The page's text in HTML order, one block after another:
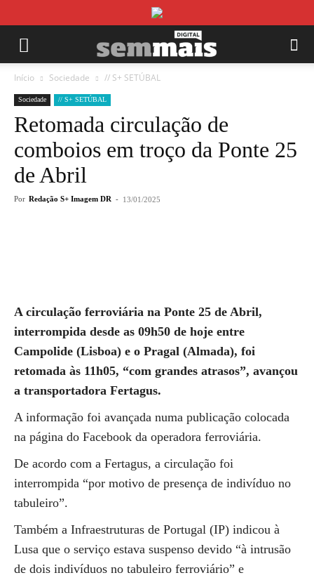
Início Sociedade // S+ SETÚBAL
Sociedade // S+ SETÚBAL
Retomada circulação de
comboios em troço da Ponte 25
de Abril
Por Redação S+ Imagem DR - 13/01/2025
A circulação ferroviária na Ponte 25 de Abril,
interrompida desde as 09h50 de hoje entre
Campolide (Lisboa) e o Pragal (Almada), foi
retomada às 11h05, “com grandes atrasos”, avançou
a transportadora Fertagus.
A informação foi avançada numa publicação colocada
na página do Facebook da operadora ferroviária.
De acordo com a Fertagus, a circulação foi
interrompida “por motivo de presença de indivíduo no
tabuleiro”.
Também a Infraestruturas de Portugal (IP) indicou à
Lusa que o serviço estava suspenso devido “à intrusão
de dois indivíduos no tabuleiro ferroviário” e